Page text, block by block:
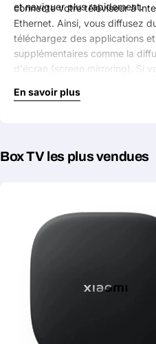
et naviguer plus rapidement.
connecte votre téléviseur à
Ethernet. Ainsi, vous diffusez
téléchargez des applications
supplémentaires comme la
d'écran (screen mirroring). Si
de détails et une image plus
En savoir plus
Box TV les plus vendues